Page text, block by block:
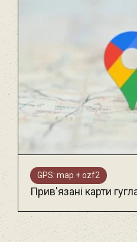
GPS: map + ozf2
Прив'язані карти